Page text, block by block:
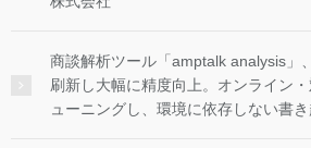
商談解析ツール「amptalk analysis」
刷新し大幅に精度向上。オンライン
ューニングし、環境に依存しない書き